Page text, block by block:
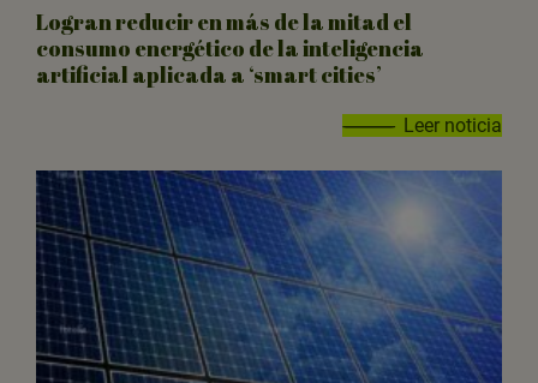
Logran reducir en más de la mitad el
consumo energético de la inteligencia
artificial aplicada a ‘smart cities’
Leer noticia